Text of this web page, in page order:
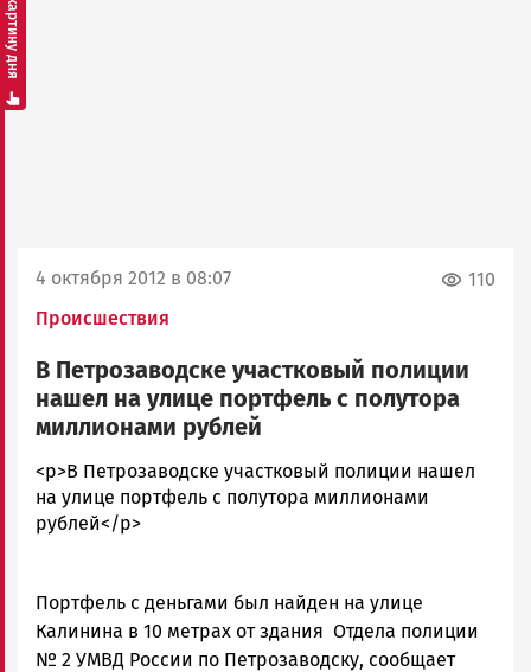
4 октября 2012 в 08:07
Происшествия
110
В Петрозаводске участковый полиции
нашел на улице портфель с полутора
миллионами рублей
admintimur
Новости
Петрозаводска
|
Петрозаводск
ГОВОРИТ
<p>В Петрозаводске участковый полиции нашел
на улице портфель с полутора миллионами
рублей</p>
Портфель с деньгами был найден на улице
Калинина в 10 метрах от здания Отдела полиции
№ 2 УМВД России по Петрозаводску, сообщает